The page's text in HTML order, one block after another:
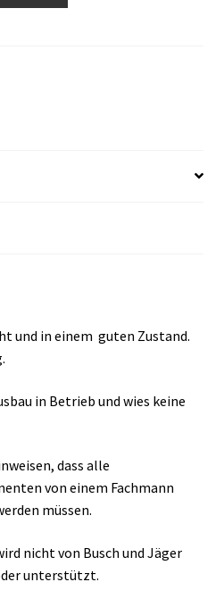
und in einem guten Zustand.
in Betrieb und wies keine
dass alle
von einem Fachmann
müssen.
nicht von Busch und Jäger
unterstützt.